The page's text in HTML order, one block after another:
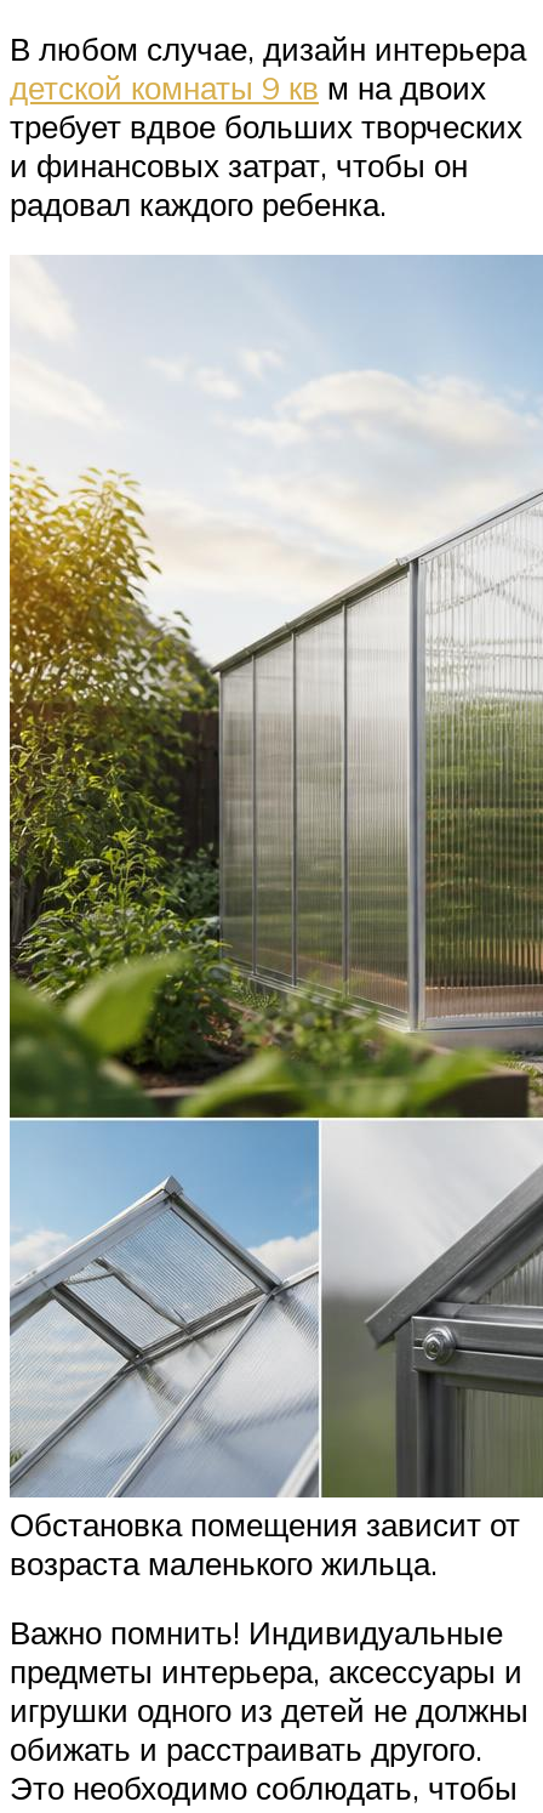
В любом случае, дизайн интерьера
детской комнаты 9 кв м на двоих
требует вдвое больших творческих
и финансовых затрат, чтобы он
радовал каждого ребенка.
Обстановка помещения зависит от
возраста маленького жильца.
Важно помнить! Индивидуальные
предметы интерьера, аксессуары и
игрушки одного из детей не должны
обижать и расстраивать другого.
Это необходимо соблюдать, чтобы